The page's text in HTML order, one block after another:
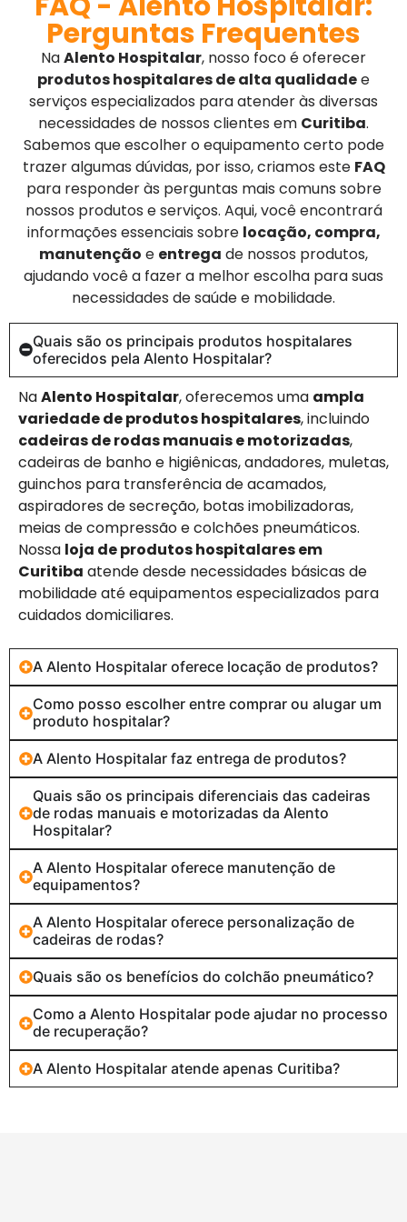
Perguntas Frequentes
NaAlento Hospitalar, nosso foco é oferecer
produtos hospitalares de alta qualidadee
serviços especializados para atender às diversas
necessidades de nossos clientes em Curitiba.
Sabemos que escolher o equipamento certo pode
trazer algumas dúvidas, por isso, criamos este FAQ
para responder às perguntas mais comuns sobre
nossos produtos e serviços. Aqui, você encontrará
informações essenciais sobre locação, compra,
manutenção e entrega de nossos produtos,
ajudando você a fazer a melhor escolha para suas
necessidades de saúde e mobilidade.
Quais são os principais produtos hospitalares
oferecidos pela Alento Hospitalar?
NaAlento Hospitalar, oferecemos uma ampla
variedade de produtos hospitalares, incluindo
cadeiras de rodas manuais e motorizadas,
cadeiras de banho e higiênicas, andadores, muletas,
guinchos para transferência de acamados,
aspiradores de secreção, botas imobilizadoras,
meias de compressão e colchões pneumáticos.
Nossa loja de produtos hospitalares em
Curitiba atende desde necessidades básicas de
mobilidade até equipamentos especializados para
cuidados domiciliares.
A Alento Hospitalar oferece locação de produtos?
Como posso escolher entre comprar ou alugar um
produto hospitalar?
A Alento Hospitalar faz entrega de produtos?
Quais são os principais diferenciais das cadeiras
de rodas manuais e motorizadas da Alento
Hospitalar?
A Alento Hospitalar oferece manutenção de
equipamentos?
A Alento Hospitalar oferece personalização de
cadeiras de rodas?
Quais são os benefícios do colchão pneumático?
Como a Alento Hospitalar pode ajudar no processo
de recuperação?
A Alento Hospitalar atende apenas Curitiba?